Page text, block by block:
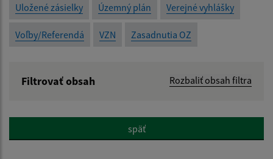
Uložené zásielky Územný plán Verejné vyhlášky
Voľby/Referendá VZN Zasadnutia OZ
Filtrovať obsah Rozbaliť obsah filtra
Popis:
späť